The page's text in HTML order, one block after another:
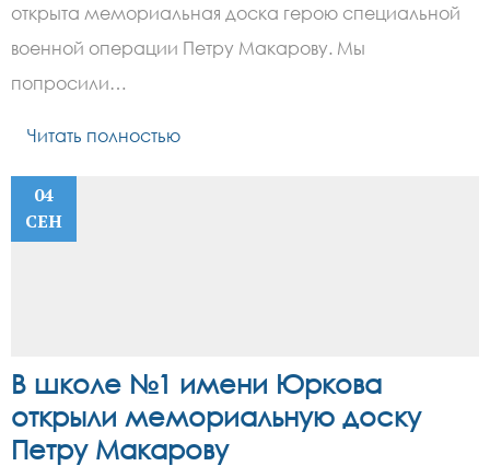
открыта мемориальная доска герою специальной
военной операции Петру Макарову. Мы
попросили…
Читать полностью
04
СЕН
В школе №1 имени Юркова
открыли мемориальную доску
Петру Макарову